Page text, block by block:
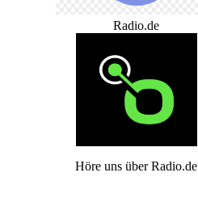
Radio.de
Höre uns über Radio.de